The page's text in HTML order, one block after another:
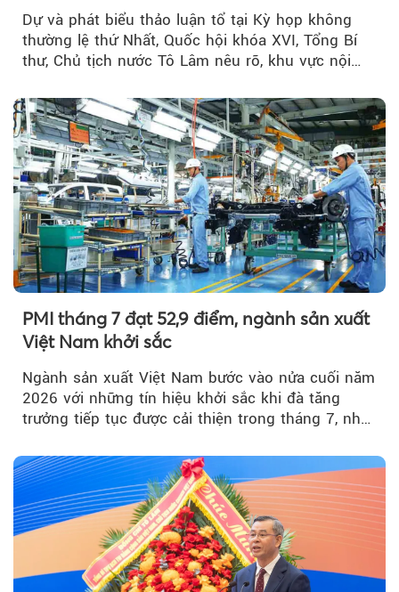
Dự và phát biểu thảo luận tổ tại Kỳ họp không
thường lệ thứ Nhất, Quốc hội khóa XVI, Tổng Bí
thư, Chủ tịch nước Tô Lâm nêu rõ, khu vực nội
PMI tháng 7 đạt 52,9 điểm, ngành sản xuất
Việt Nam khởi sắc
Ngành sản xuất Việt Nam bước vào nửa cuối năm
2026 với những tín hiệu khởi sắc khi đà tăng
trưởng tiếp tục được cải thiện trong tháng 7, nhờ
nhiệt và niềm tin kinh doanh dần phục hồi.